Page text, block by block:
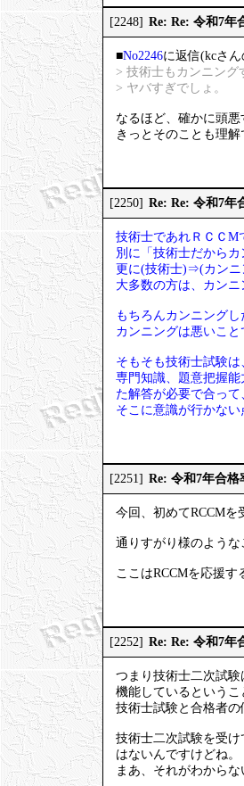
[2248] Re: Re: 令和7年
■No2246に返信(kcさ
> 技術士もカンニン
> ヤバすぎでしょ。
なるほど、確かに頭
きっとそのことも理解
[2250] Re: Re: 令和7年
技術士であれＲＣＣМ
別に「技術士だから
更に(技術士)⇒(カンニ
大多数の方は、カン
もちろんカンニング
カンニングは悪いこと
そもそも技術士試験
専門知識、題意把握
た解答が必要で合っ
そこに意識が行かな
[2251] Re: 令和7年合格
今回、初めてRCCM
通りすがり様のよう
ここはRCCMを応援
[2252] Re: Re: 令和7年
つまり技術士二次試
機能しているというこ
技術士試験と合格者
技術士二次試験を受
はないんですけどね。
まあ、それがわから